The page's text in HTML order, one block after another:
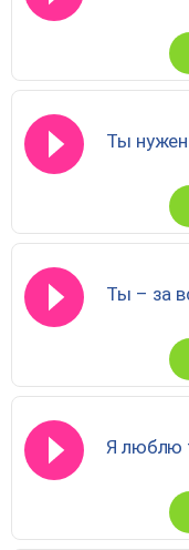
Ты нужен
Ты – за
Я люблю